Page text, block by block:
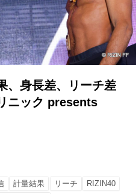
、身長差、リーチ差
ニック presents
計量結果 リーチ
RIZIN40